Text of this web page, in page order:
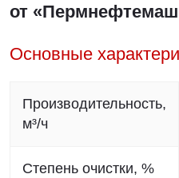
от
Основные
Производительность,
м³/ч
Степень очистки, %